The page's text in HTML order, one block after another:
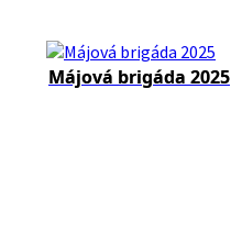
Májová brigáda 2025